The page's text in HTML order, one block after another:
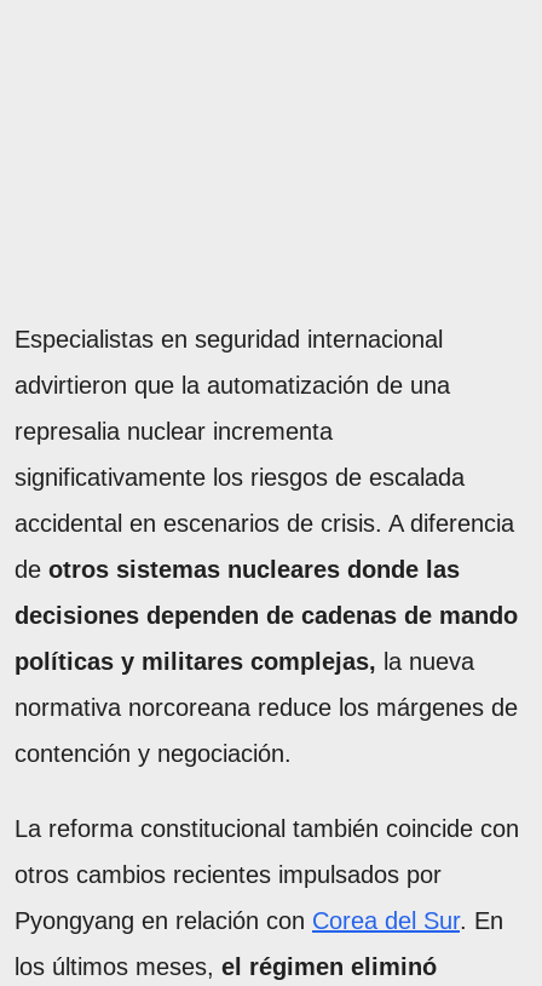
Especialistas en seguridad internacional
advirtieron que la automatización de una
represalia nuclear incrementa
significativamente los riesgos de escalada
accidental en escenarios de crisis. A diferencia
de otros sistemas nucleares donde las
decisiones dependen de cadenas de mando
políticas y militares complejas, la nueva
normativa norcoreana reduce los márgenes de
contención y negociación.
La reforma constitucional también coincide con
otros cambios recientes impulsados por
Pyongyang en relación con Corea del Sur. En
los últimos meses, el régimen eliminó